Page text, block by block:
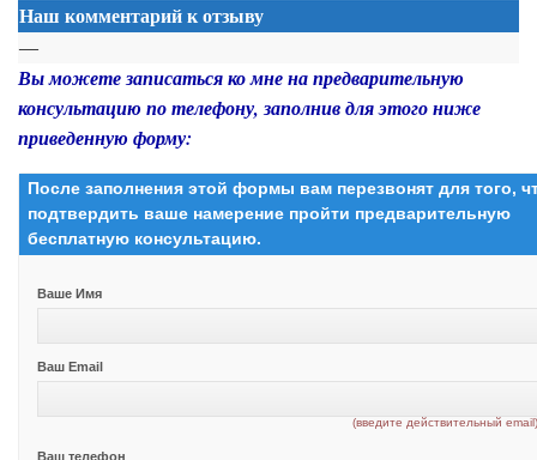
Наш комментарий к отзыву
—
Вы можете записаться ко мне на предварительную
консультацию по телефону, заполнив для этого ниже
приведенную форму:
После заполнения этой формы вам перезвонят для того,
подтвердить ваше намерение пройти предварительную
бесплатную консультацию.
Ваше Имя
Ваш Email
(введите действительный
Ваш телефон